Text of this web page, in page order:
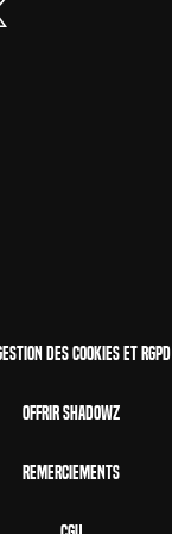
des cookies et RGPD
Offrir Shadowz
Remerciements